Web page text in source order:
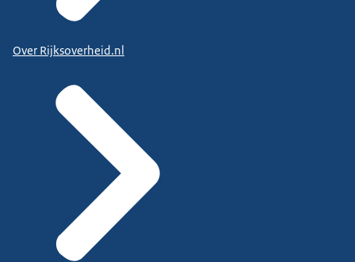
Over Rijksoverheid.nl